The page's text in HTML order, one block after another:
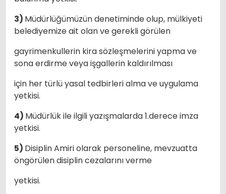
3) Müdürlüğümüzün denetiminde olup, mülkiyeti
belediyemize ait olan ve gerekli görülen
gayrimenkullerin kira sözleşmelerini yapma ve
sona erdirme veya işgallerin kaldırılması
için her türlü yasal tedbirleri alma ve uygulama
yetkisi.
4) Müdürlük ile ilgili yazışmalarda 1.derece imza
yetkisi.
5) Disiplin Amiri olarak personeline, mevzuatta
öngörülen disiplin cezalarını verme
yetkisi.